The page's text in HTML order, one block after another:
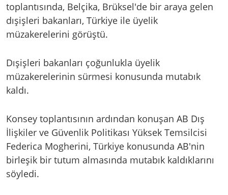
toplantısında, Belçika, Brüksel'de bir araya gelen
dışişleri bakanları, Türkiye ile üyelik
müzakerelerini görüştü.
Dışişleri bakanları çoğunlukla üyelik
müzakerelerinin sürmesi konusunda mutabık
kaldı.
Konsey toplantısının ardından konuşan AB Dış
İlişkiler ve Güvenlik Politikası Yüksek Temsilcisi
Federica Mogherini, Türkiye konusunda AB'nin
birleşik bir tutum almasında mutabık kaldıklarını
söyledi.